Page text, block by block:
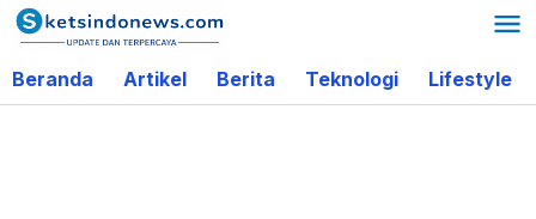
Lewati
ke
konten
Beranda Artikel Berita Teknologi Lifestyle